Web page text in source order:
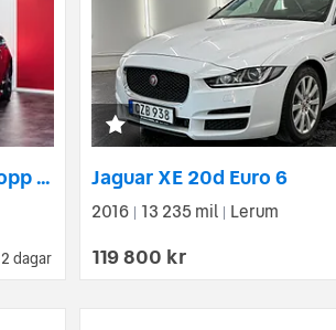
2 dagar
Jaguar XE D180 AWD Euro 6 *Topp Skick* Jaguar XE 20d Euro 6
2016 | 13 235 mil | Lerum
119 800 kr